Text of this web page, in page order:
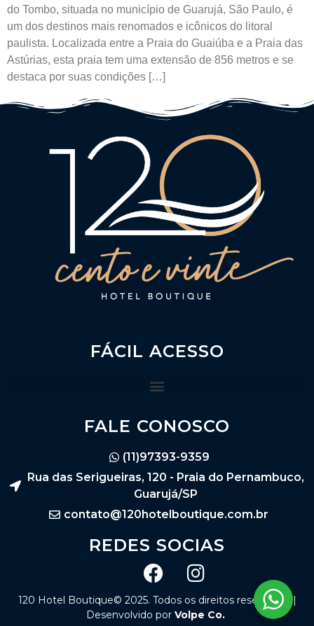
do Tombo, situada no município de Guarujá, São Paulo, é
um dos destinos mais renomados e icônicos do litoral
paulista. Localizada entre a Praia do Guaiúba e a Praia das
Astúrias, esta praia tem uma extensão de 856 metros e se
destaca por suas condições […]
FÁCIL ACESSO
FALE CONOSCO
(11)97393-9359
Rua das Serigueiras, 120 - Praia do Pernambuco,
Guarujá/SP
contato@120hotelboutique.com.br
REDES SOCIAS
120 Hotel Boutique© 2025. Todos os direitos reservados |
Desenvolvido por Volpe Co.